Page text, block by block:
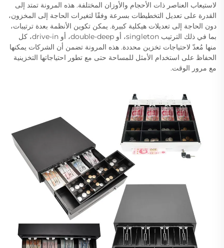
لاستيعاب العناصر ذات الأحجام والأوزان المختلفة. هذه المرونة تمتد إلى
القدرة على تعديل التخطيطات بسرعة وفقًا لتغيرات الحاجة إلى المخزون،
دون الحاجة إلى تعديلات هيكلية كبيرة. يمكن تكوين الأنظمة بعدة ترتيبات،
بما في ذلك الترتيب singleton، أو double-deep، أو drive-in، كل
منها مُعدّ لاحتياجات تخزين محددة. هذه المرونة تضمن أن الشركات يمكنها
الحفاظ على استخدام الأمثل للمساحة حتى مع تطور احتياجاتها التخزينية
مع مرور الوقت.